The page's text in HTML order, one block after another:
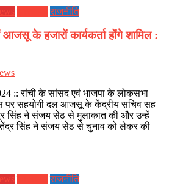
राजनीति
के हजारों कार्यकर्ता होंगे शामिल :
:: रांची के सांसद एवं भाजपा के लोकसभा
पर सहयोगी दल आजसू के केंद्रीय सचिव सह
सिंह ने संजय सेठ से मुलाकात की और उन्हें
सिंह ने संजय सेठ से चुनाव को लेकर की
राजनीति